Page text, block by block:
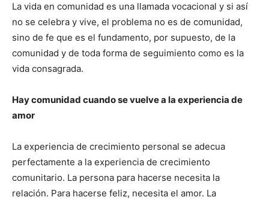
La vida en comunidad es una llamada vocacional y si así
no se celebra y vive, el problema no es de comunidad,
sino de fe que es el fundamento, por supuesto, de la
comunidad y de toda forma de seguimiento como es la
vida consagrada.
Hay comunidad cuando se vuelve a la experiencia de
amor
La experiencia de crecimiento personal se adecua
perfectamente a la experiencia de crecimiento
comunitario. La persona para hacerse necesita la
relación. Para hacerse feliz, necesita el amor. La